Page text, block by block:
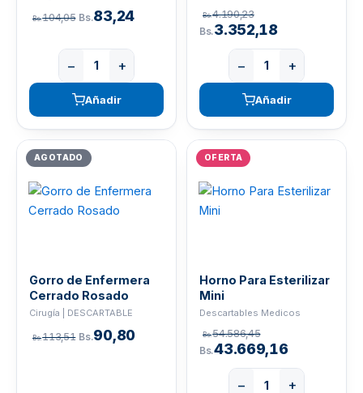
Bs.104,05 Bs.83,24
− +
Añadir
Bs.4.190,23
Bs.3.352,18
− +
Añadir
AGOTADO
Gorro de Enfermera
Cerrado Rosado
Cirugía | DESCARTABLE
Bs.113,51 Bs.90,80
OFERTA
Horno Para Esterilizar
Mini
Descartables Medicos
Bs.54.586,45
Bs.43.669,16
− +